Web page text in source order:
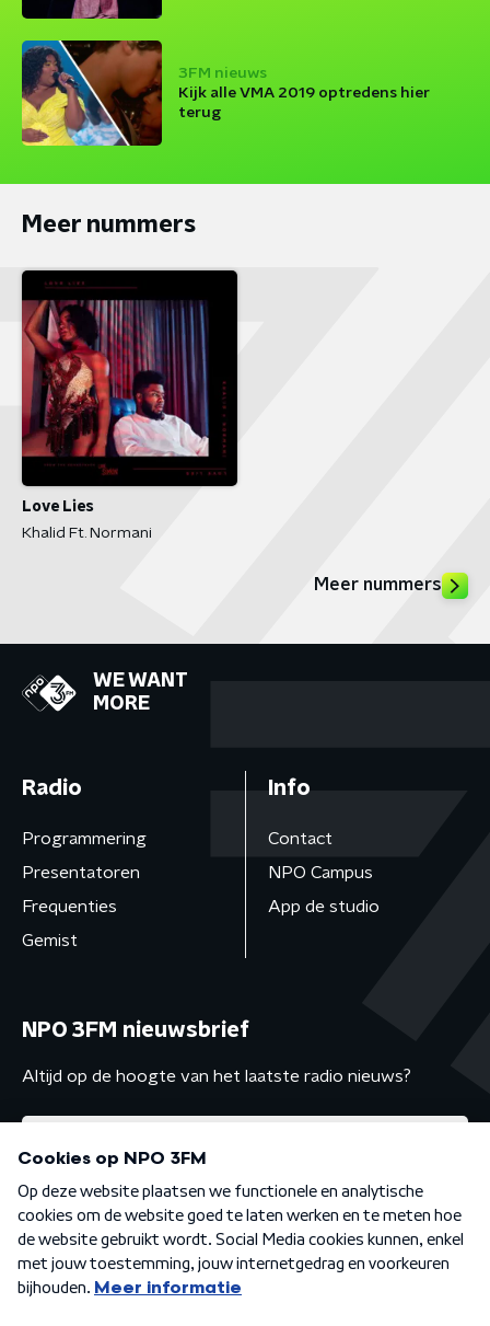
3FM nieuws
Kijk alle VMA 2019 optredens hier
terug
Meer nummers
Love Lies
Khalid Ft. Normani
Meer nummers
WE WANT
MORE
Radio
Programmering
Presentatoren
Frequenties
Gemist
Info
Contact
NPO Campus
App de studio
NPO 3FM nieuwsbrief
Altijd op de hoogte van het laatste radio nieuws?
Algemene voorwaarden Privacybeleid